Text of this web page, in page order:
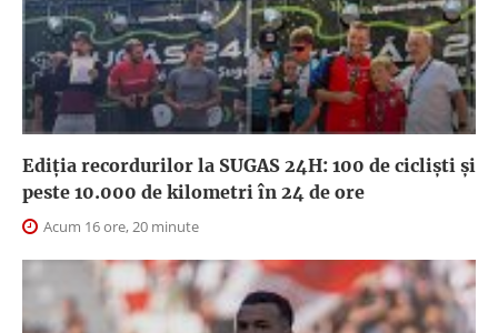
Ediția recordurilor la SUGAS 24H: 100 de cicliști și
peste 10.000 de kilometri în 24 de ore
Acum 16 ore, 20 minute